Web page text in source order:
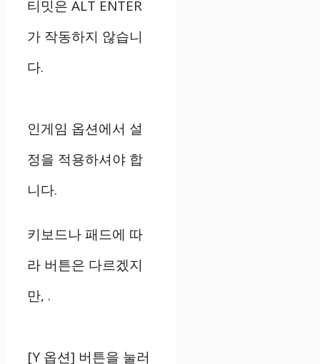
티밋은 ALT ENTER
가 작동하지 않습니
다.
인게임 옵션에서 설
정을 적용하셔야 합
니다.
키보드나 패드에 따
라 버튼은 다르겠지
만, .
[Y 옵션] 버튼을 눌러